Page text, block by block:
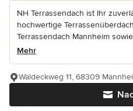
NH Terrassendach ist Ihr
hochwertige
Terrassendach Mannheim
Mehr
Waldeckweg 11, 68309